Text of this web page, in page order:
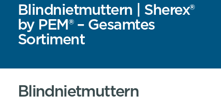
Blindnietmuttern | Sherex®
by PEM® – Gesamtes
Sortiment
Blindnietmuttern